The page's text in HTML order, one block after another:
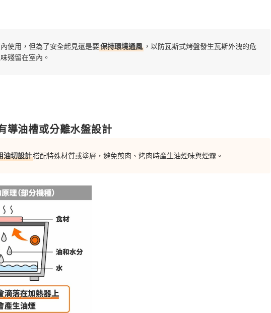
使用，但為了安全起見還是要保持環境通風 ，以防瓦斯式烤盤發生瓦斯外洩的危
殘留在室內。
導油槽或分離水盤設計
油切設計搭配特殊材質或塗層，避免煎肉、烤肉時產生油煙味與煙霧。